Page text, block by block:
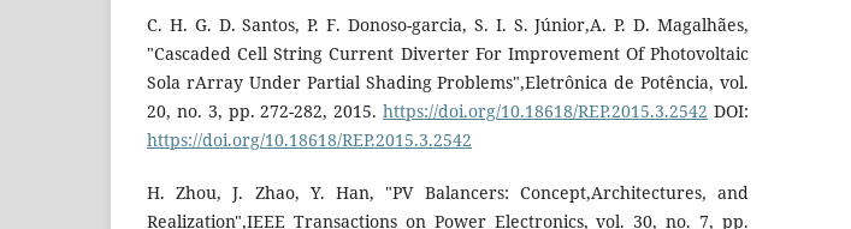
C. H. G. D. Santos, P. F. Donoso-garcia, S. I. S. Júnior,A. P. D. Magalhães,
"Cascaded Cell String Current Diverter For Improvement Of Photovoltaic
Sola rArray Under Partial Shading Problems",Eletrônica de Potência, vol.
20, no. 3, pp. 272-282, 2015.https://doi.org/10.18618/REP.2015.3.2542 DOI:
https://doi.org/10.18618/REP.2015.3.2542
H. Zhou, J. Zhao, Y. Han, "PV Balancers: Concept,Architectures, and
Realization",IEEE Transactions on Power Electronics, vol. 30, no. 7, pp.